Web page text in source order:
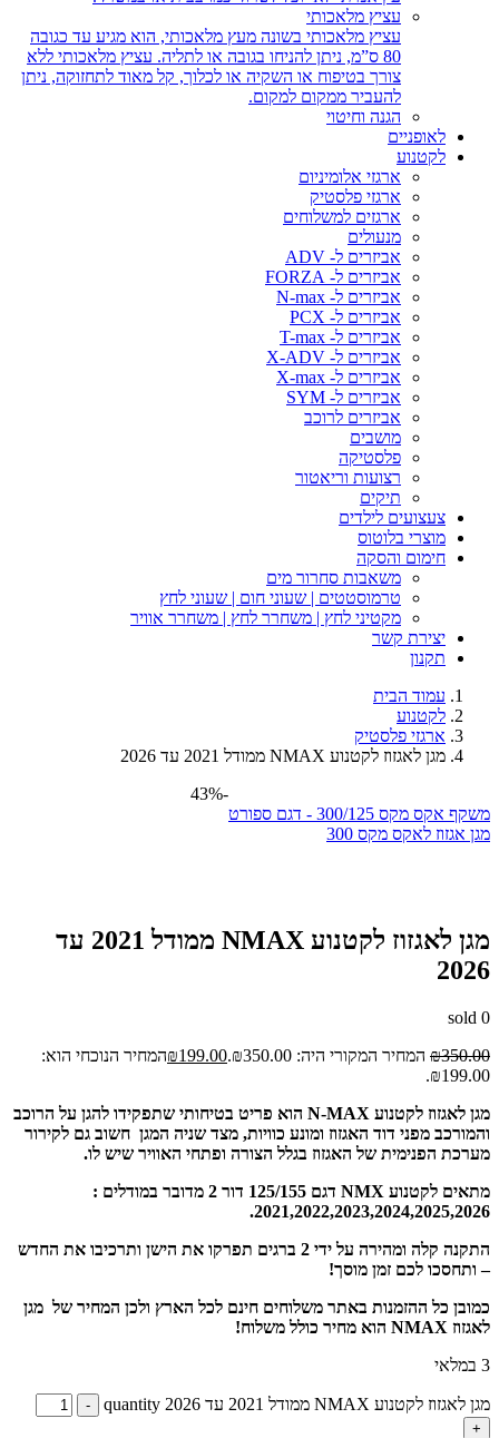
עציץ מלאכותי
עציץ מלאכותי בשונה מעץ מלאכותי, הוא מגיע עד כגובה
80 ס”מ, ניתן להניחו בגובה או לתליה. עציץ מלאכותי ללא
צורך בטיפוח או השקיה או לכלוך, קל מאוד לתחזוקה, ניתן
להעביר ממקום למקום.
הגנה וחיטוי
לאופניים
לקטנוע
ארגזי אלומיניום
ארגזי פלסטיק
ארגזים למשלוחים
מנעולים
אביזרים ל- ADV
אביזרים ל- FORZA
אביזרים ל- N-max
אביזרים ל- PCX
אביזרים ל- T-max
אביזרים ל- X-ADV
אביזרים ל- X-max
אביזרים ל- SYM
אביזרים לרוכב
מושבים
פלסטיקה
רצועות וריאטור
תיקים
צעצועים לילדים
מוצרי בלוטוס
חימום והסקה
משאבות סחרור מים
טרמוסטטים | שעוני חום | שעוני לחץ
מקטיני לחץ | משחרר לחץ | משחרר אוויר
יצירת קשר
תקנון
עמוד הבית
לקטנוע
ארגזי פלסטיק
מגן לאגזוז לקטנוע NMAX ממודל 2021 עד 2026
משקף אקס מקס 300/125 - דגם ספורט
מגן אגזוז לאקס מקס 300
-43%
מגן לאגזוז לקטנוע NMAX ממודל 2021 עד
2026
0
sold
₪350.00 המחיר המקורי היה: ₪350.00. ₪199.00
המחיר הנוכחי הוא:
₪199.00.
מגן לאגזוז לקטנוע N-MAX הוא פריט בטיחותי שתפקידו להגן על הרוכב
והמורכב מפני דוד האגזוז ומונע כוויות, מצד שניה המגן חשוב גם לקירור
מערכת הפנימית של האגזוז בגלל הצורה ופתחי האוויר שיש לו.
מתאים לקטנוע NMX דגם 125/155 דור 2 מדובר במודלים :
2021,2022,2023,2024,2025,2026.
התקנה קלה ומהירה על ידי 2 ברגים תפרקו את הישן ותרכיבו את החדש
– ותחסכו לכם זמן מוסך!
כמובן כל ההזמנות באתר משלוחים חינם לכל הארץ ולכן המחיר של מגן
לאגזוז NMAX הוא מחיר כולל משלוח!
3 במלאי
מגן לאגזוז לקטנוע NMAX ממודל 2021 עד 2026 quantity